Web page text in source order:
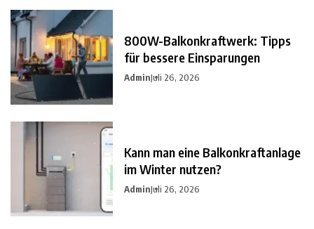
800W-Balkonkraftwerk: Tipps
für bessere Einsparungen
AdminJuli 26, 2026
Kann man eine Balkonkraftanlage
im Winter nutzen?
AdminJuli 26, 2026